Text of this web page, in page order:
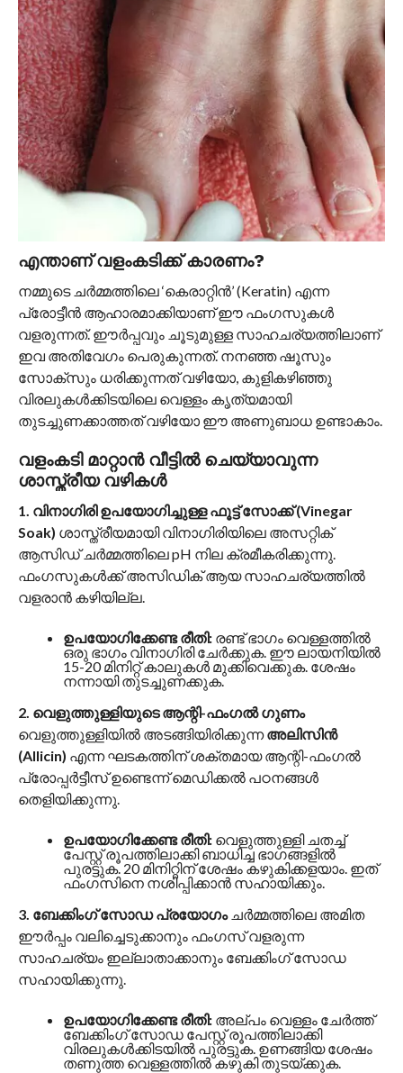
എന്താണ് വളംകടിക്ക് കാരണം?
നമ്മുടെ ചർമ്മത്തിലെ ‘കെരാറ്റിൻ’ (Keratin) എന്ന
പ്രോട്ടീൻ ആഹാരമാക്കിയാണ് ഈ ഫംഗസുകൾ
വളരുന്നത്. ഈർപ്പവും ചൂടുമുള്ള സാഹചര്യത്തിലാണ്
ഇവ അതിവേഗം പെരുകുന്നത്. നനഞ്ഞ ഷൂസും
സോക്സും ധരിക്കുന്നത് വഴിയോ, കുളികഴിഞ്ഞു
വിരലുകൾക്കിടയിലെ വെള്ളം കൃത്യമായി
തുടച്ചുണക്കാത്തത് വഴിയോ ഈ അണുബാധ ഉണ്ടാകാം.
വളംകടി മാറ്റാൻ വീട്ടിൽ ചെയ്യാവുന്ന
ശാസ്ത്രീയ വഴികൾ
1. വിനാഗിരി ഉപയോഗിച്ചുള്ള ഫൂട്ട് സോക്ക് (Vinegar
Soak) ശാസ്ത്രീയമായി വിനാഗിരിയിലെ അസറ്റിക്
ആസിഡ് ചർമ്മത്തിലെ pH നില ക്രമീകരിക്കുന്നു.
ഫംഗസുകൾക്ക് അസിഡിക് ആയ സാഹചര്യത്തിൽ
വളരാൻ കഴിയില്ല.
ഉപയോഗിക്കേണ്ട രീതി:രണ്ട് ഭാഗം വെള്ളത്തിൽ
ഒരു ഭാഗം വിനാഗിരി ചേർക്കുക. ഈ ലായനിയിൽ
15-20 മിനിറ്റ് കാലുകൾ മുക്കിവെക്കുക. ശേഷം
നന്നായി തുടച്ചുണക്കുക.
2. വെളുത്തുള്ളിയുടെ ആന്റി-ഫംഗൽ ഗുണം
വെളുത്തുള്ളിയിൽ അടങ്ങിയിരിക്കുന്നഅലിസിൻ
(Allicin) എന്ന ഘടകത്തിന് ശക്തമായ ആന്റി-ഫംഗൽ
പ്രോപ്പർട്ടീസ് ഉണ്ടെന്ന് മെഡിക്കൽ പഠനങ്ങൾ
തെളിയിക്കുന്നു.
ഉപയോഗിക്കേണ്ട രീതി:വെളുത്തുള്ളി ചതച്ച്
പേസ്റ്റ് രൂപത്തിലാക്കി ബാധിച്ച ഭാഗങ്ങളിൽ
പുരട്ടുക. 20 മിനിറ്റിന് ശേഷം കഴുകിക്കളയാം. ഇത്
ഫംഗസിനെ നശിപ്പിക്കാൻ സഹായിക്കും.
3. ബേക്കിംഗ് സോഡ പ്രയോഗംചർമ്മത്തിലെ അമിത
ഈർപ്പം വലിച്ചെടുക്കാനും ഫംഗസ് വളരുന്ന
സാഹചര്യം ഇല്ലാതാക്കാനും ബേക്കിംഗ് സോഡ
സഹായിക്കുന്നു.
ഉപയോഗിക്കേണ്ട രീതി:അല്പം വെള്ളം ചേർത്ത്
ബേക്കിംഗ് സോഡ പേസ്റ്റ് രൂപത്തിലാക്കി
വിരലുകൾക്കിടയിൽ പുരട്ടുക. ഉണങ്ങിയ ശേഷം
തണുത്ത വെള്ളത്തിൽ കഴുകി തുടയ്ക്കുക.